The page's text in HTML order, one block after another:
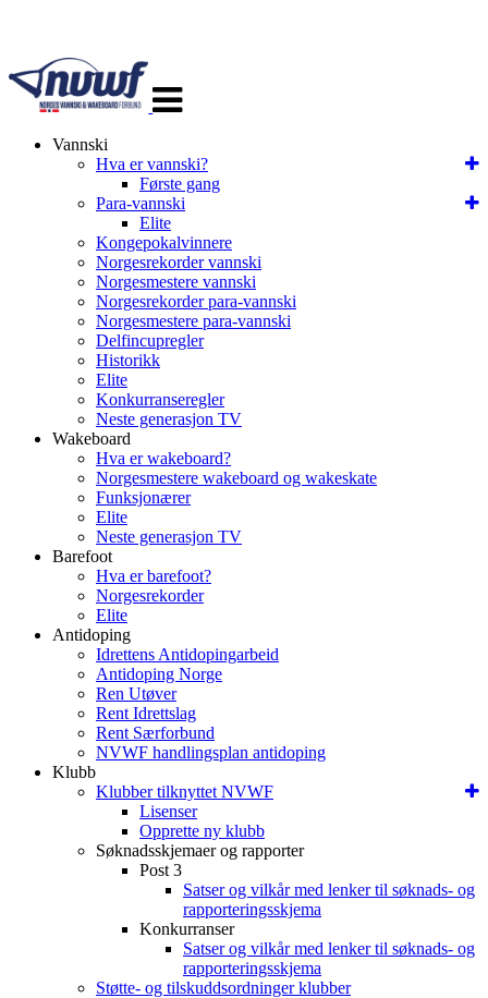
navigasjon
Vannski
Hva er vannski?
Første gang
Para-vannski
Elite
Kongepokalvinnere
Norgesrekorder vannski
Norgesmestere vannski
Norgesrekorder para-vannski
Norgesmestere para-vannski
Delfincupregler
Historikk
Elite
Konkurranseregler
Neste generasjon TV
Wakeboard
Hva er wakeboard?
Norgesmestere wakeboard og wakeskate
Funksjonærer
Elite
Neste generasjon TV
Barefoot
Hva er barefoot?
Norgesrekorder
Elite
Antidoping
Idrettens Antidopingarbeid
Antidoping Norge
Ren Utøver
Rent Idrettslag
Rent Særforbund
NVWF handlingsplan antidoping
Klubb
Klubber tilknyttet NVWF
Lisenser
Opprette ny klubb
Søknadsskjemaer og rapporter
Post 3
Satser og vilkår med lenker til søknads- og
rapporteringsskjema
Konkurranser
Satser og vilkår med lenker til søknads- og
rapporteringsskjema
Støtte- og tilskuddsordninger klubber